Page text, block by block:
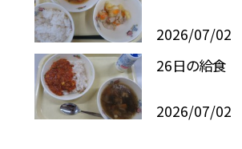
2026/07/02
26日の給食
2026/07/02